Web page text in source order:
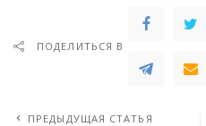
ПОДЕЛИТЬСЯ В
ПРЕДЫДУЩАЯ СТАТЬЯ